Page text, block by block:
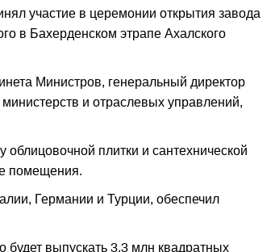
участие в церемонии открытия завода
в Бахерденском этрапе Ахалского
Министров, генеральный директор
и отраслевых управлений,
плитки и сантехнической
помещения.
Германии и Турции, обеспечил
выпускать 3,3 млн квадратных